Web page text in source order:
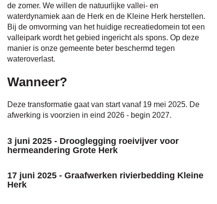
de zomer. We willen de natuurlijke vallei- en
waterdynamiek aan de Herk en de Kleine Herk herstellen.
Bij de omvorming van het huidige recreatiedomein tot een
valleipark wordt het gebied ingericht als spons. Op deze
manier is onze gemeente beter beschermd tegen
wateroverlast.
Wanneer?
Deze transformatie gaat van start vanaf 19 mei 2025. De
afwerking is voorzien in eind 2026 - begin 2027.
3 juni 2025 - Drooglegging roeivijver voor
hermeandering Grote Herk
17 juni 2025 - Graafwerken rivierbedding Kleine
Herk